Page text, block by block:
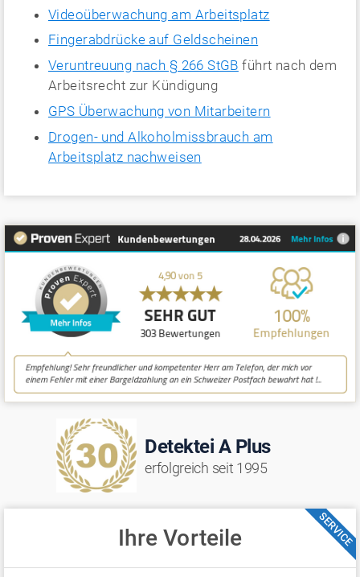
Videoüberwachung am Arbeitsplatz
Fingerabdrücke auf Geldscheinen
Veruntreuung nach § 266 StGB führt nach dem
Arbeitsrecht zur Kündigung
GPS Überwachung von Mitarbeitern
Drogen- und Alkoholmissbrauch am
Arbeitsplatz nachweisen
Detektei A Plus
erfolgreich seit 1995
SERVICE
Ihre Vorteile